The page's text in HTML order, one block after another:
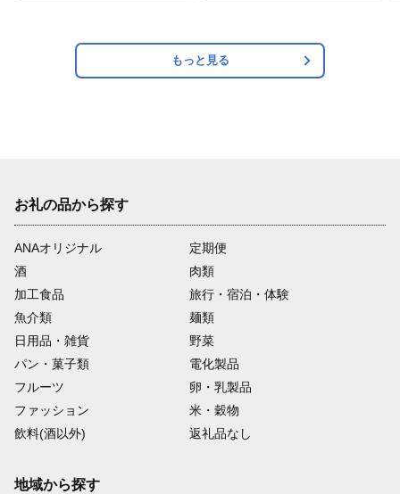
もっと見る
お礼の品から探す
ANAオリジナル
定期便
酒
肉類
加工食品
旅行・宿泊・体験
魚介類
麺類
日用品・雑貨
野菜
パン・菓子類
電化製品
フルーツ
卵・乳製品
ファッション
米・穀物
飲料(酒以外)
返礼品なし
地域から探す